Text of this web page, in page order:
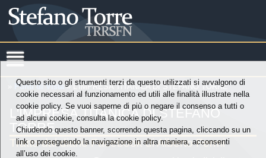
Punti di Vista » L'IMPRESA TITANICA DI STEFANO TORRE
L'IMPRESA TITANICA DI STEFANO
TORRE
Tratto dal diario Facebook di Alberto Fermi
Questo sito o gli strumenti terzi da questo utilizzati si avvalgono di
cookie necessari al funzionamento ed utili alle finalità illustrate nella
cookie policy. Se vuoi saperne di più o negare il consenso a tutti o
ad alcuni cookie, consulta la cookie policy.
Chiudendo questo banner, scorrendo questa pagina, cliccando su un
link o proseguendo la navigazione in altra maniera, acconsenti
all’uso dei cookie.